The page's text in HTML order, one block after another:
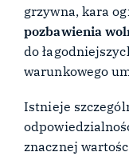
grzywna, kara
pozbawienia
do
warunkowego
Istnieje
znacznej